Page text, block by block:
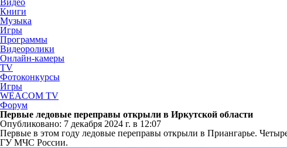
Видео
Книги
Музыка
Игры
Программы
Видеоролики
Онлайн-камеры
TV
Фотоконкурсы
Игры
WEACOM TV
Форум
Первые ледовые переправы открыли в Иркутской области
Опубликовано: 7 декабря 2024 г. в 12:07
Первые в этом году ледовые переправы открыли в Приангарье.
ГУ МЧС России.